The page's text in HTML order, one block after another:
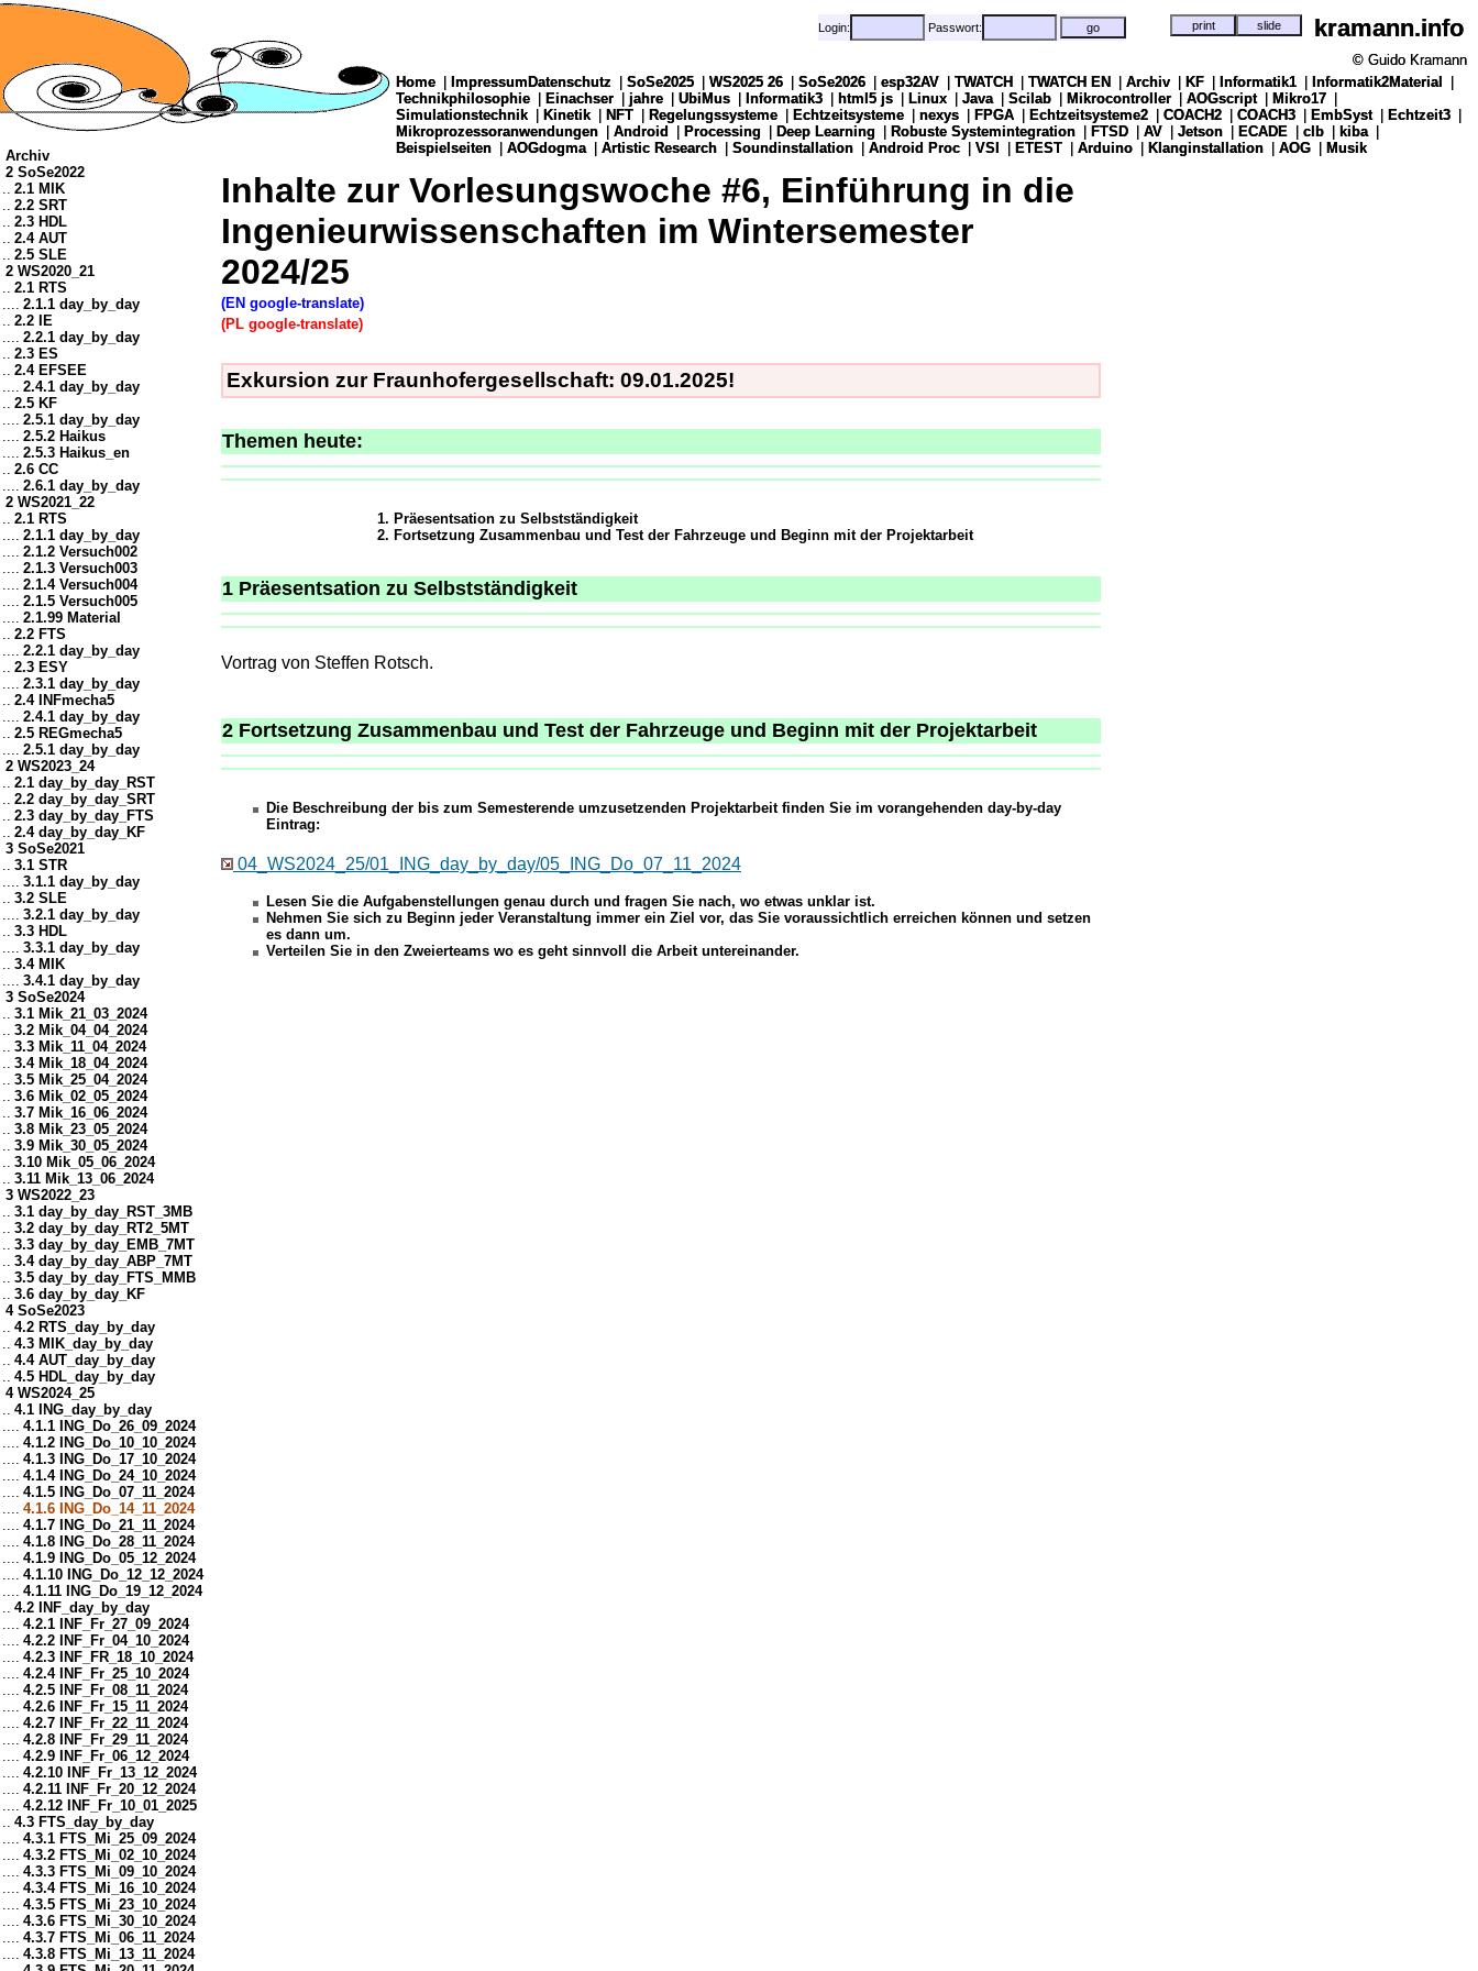
kramann.info
© Guido Kramann
Home
ImpressumDatenschutz SoSe2025 WS2025 26 SoSe2026 esp32AV TWATCH TWATCH EN Archiv KF Informatik1 Informatik2Material
Technikphilosophie
Einachser jahre UbiMus Informatik3 html5 js Linux Java Scilab Mikrocontroller AOGscript Mikro17
Simulationstechnik
Kinetik NFT Regelungssysteme Echtzeitsysteme nexys FPGA Echtzeitsysteme2 COACH2 COACH3 EmbSyst Echtzeit3
Mikroprozessoranwendungen
Android Processing Deep Learning Robuste Systemintegration FTSD AV Jetson ECADE clb kiba
Beispielseiten
AOGdogma Artistic Research Soundinstallation Android Proc VSI ETEST Arduino Klanginstallation AOG Musik
Login: Passwort:
Archiv
2 SoSe2022
.. 2.1 MIK
.. 2.2 SRT
.. 2.3 HDL
.. 2.4 AUT
.. 2.5 SLE
2 WS2020_21
.. 2.1 RTS
.... 2.1.1 day_by_day
.. 2.2 IE
.... 2.2.1 day_by_day
.. 2.3 ES
.. 2.4 EFSEE
.... 2.4.1 day_by_day
.. 2.5 KF
.... 2.5.1 day_by_day
.... 2.5.2 Haikus
.... 2.5.3 Haikus_en
.. 2.6 CC
.... 2.6.1 day_by_day
2 WS2021_22
.. 2.1 RTS
.... 2.1.1 day_by_day
.... 2.1.2 Versuch002
.... 2.1.3 Versuch003
.... 2.1.4 Versuch004
.... 2.1.5 Versuch005
.... 2.1.99 Material
.. 2.2 FTS
.... 2.2.1 day_by_day
.. 2.3 ESY
.... 2.3.1 day_by_day
.. 2.4 INFmecha5
.... 2.4.1 day_by_day
.. 2.5 REGmecha5
.... 2.5.1 day_by_day
2 WS2023_24
.. 2.1 day_by_day_RST
.. 2.2 day_by_day_SRT
.. 2.3 day_by_day_FTS
.. 2.4 day_by_day_KF
3 SoSe2021
.. 3.1 STR
.... 3.1.1 day_by_day
.. 3.2 SLE
.... 3.2.1 day_by_day
.. 3.3 HDL
.... 3.3.1 day_by_day
.. 3.4 MIK
.... 3.4.1 day_by_day
3 SoSe2024
.. 3.1 Mik_21_03_2024
.. 3.2 Mik_04_04_2024
.. 3.3 Mik_11_04_2024
.. 3.4 Mik_18_04_2024
.. 3.5 Mik_25_04_2024
.. 3.6 Mik_02_05_2024
.. 3.7 Mik_16_06_2024
.. 3.8 Mik_23_05_2024
.. 3.9 Mik_30_05_2024
.. 3.10 Mik_05_06_2024
.. 3.11 Mik_13_06_2024
3 WS2022_23
.. 3.1 day_by_day_RST_3MB
.. 3.2 day_by_day_RT2_5MT
.. 3.3 day_by_day_EMB_7MT
.. 3.4 day_by_day_ABP_7MT
.. 3.5 day_by_day_FTS_MMB
.. 3.6 day_by_day_KF
4 SoSe2023
.. 4.2 RTS_day_by_day
.. 4.3 MIK_day_by_day
.. 4.4 AUT_day_by_day
.. 4.5 HDL_day_by_day
4 WS2024_25
.. 4.1 ING_day_by_day
.... 4.1.1 ING_Do_26_09_2024
.... 4.1.2 ING_Do_10_10_2024
.... 4.1.3 ING_Do_17_10_2024
.... 4.1.4 ING_Do_24_10_2024
.... 4.1.5 ING_Do_07_11_2024
.... 4.1.6 ING_Do_14_11_2024
.... 4.1.7 ING_Do_21_11_2024
.... 4.1.8 ING_Do_28_11_2024
.... 4.1.9 ING_Do_05_12_2024
.... 4.1.10 ING_Do_12_12_2024
.... 4.1.11 ING_Do_19_12_2024
.. 4.2 INF_day_by_day
.... 4.2.1 INF_Fr_27_09_2024
.... 4.2.2 INF_Fr_04_10_2024
.... 4.2.3 INF_FR_18_10_2024
.... 4.2.4 INF_Fr_25_10_2024
.... 4.2.5 INF_Fr_08_11_2024
.... 4.2.6 INF_Fr_15_11_2024
.... 4.2.7 INF_Fr_22_11_2024
.... 4.2.8 INF_Fr_29_11_2024
.... 4.2.9 INF_Fr_06_12_2024
.... 4.2.10 INF_Fr_13_12_2024
.... 4.2.11 INF_Fr_20_12_2024
.... 4.2.12 INF_Fr_10_01_2025
.. 4.3 FTS_day_by_day
.... 4.3.1 FTS_Mi_25_09_2024
.... 4.3.2 FTS_Mi_02_10_2024
.... 4.3.3 FTS_Mi_09_10_2024
.... 4.3.4 FTS_Mi_16_10_2024
.... 4.3.5 FTS_Mi_23_10_2024
.... 4.3.6 FTS_Mi_30_10_2024
.... 4.3.7 FTS_Mi_06_11_2024
.... 4.3.8 FTS_Mi_13_11_2024
kramann.info
© Guido Kramann
Home
ImpressumDatenschutz SoSe2025 WS2025 26 SoSe2026 esp32AV TWATCH TWATCH EN Archiv KF Informatik1 Informatik2Material
Technikphilosophie
Einachser jahre UbiMus Informatik3 html5 js Linux Java Scilab Mikrocontroller AOGscript Mikro17
Simulationstechnik
Kinetik NFT Regelungssysteme Echtzeitsysteme nexys FPGA Echtzeitsysteme2 COACH2 COACH3 EmbSyst Echtzeit3
Mikroprozessoranwendungen
Android Processing Deep Learning Robuste Systemintegration FTSD AV Jetson ECADE clb kiba
Beispielseiten
AOGdogma Artistic Research Soundinstallation Android Proc VSI ETEST Arduino Klanginstallation AOG Musik
Login: Passwort:
Inhalte zur Vorlesungswoche #6, Einführung in die
Ingenieurwissenschaften im Wintersemester
2024/25
(EN google-translate)
(PL google-translate)
Exkursion zur Fraunhofergesellschaft: 09.01.2025!
Themen heute:
Präesentsation zu Selbstständigkeit
Fortsetzung Zusammenbau und Test der Fahrzeuge und Beginn mit der Projektarbeit
1 Präesentsation zu Selbstständigkeit
Vortrag von Steffen Rotsch.
2 Fortsetzung Zusammenbau und Test der Fahrzeuge und Beginn mit der Projektarbeit
Die Beschreibung der bis zum Semesterende umzusetzenden Projektarbeit finden Sie im vorangehenden day-by-day
Eintrag:
04_WS2024_25/01_ING_day_by_day/05_ING_Do_07_11_2024
Lesen Sie die Aufgabenstellungen genau durch und fragen Sie nach, wo etwas unklar ist.
Nehmen Sie sich zu Beginn jeder Veranstaltung immer ein Ziel vor, das Sie voraussichtlich erreichen können und setzen
es dann um.
Verteilen Sie in den Zweierteams wo es geht sinnvoll die Arbeit untereinander.